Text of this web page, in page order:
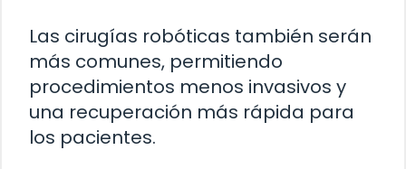
Las cirugías robóticas también serán
más comunes, permitiendo
procedimientos menos invasivos y
una recuperación más rápida para
los pacientes.